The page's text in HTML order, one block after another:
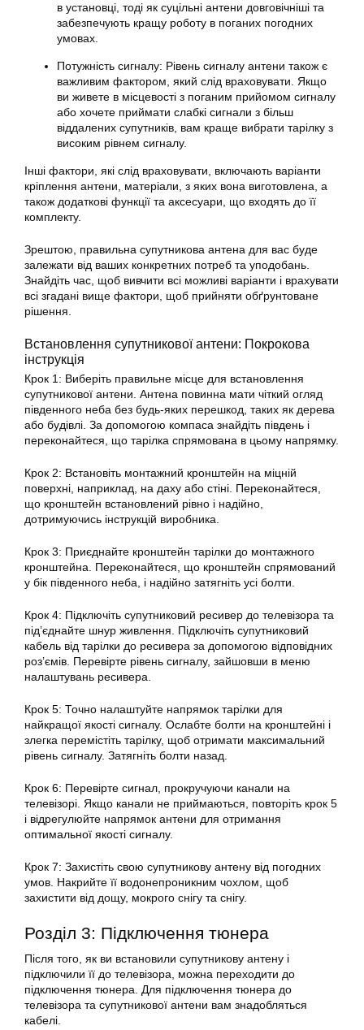
в установці, тоді як суцільні антени довговічніші та
забезпечують кращу роботу в поганих погодних
умовах.
Потужність сигналу: Рівень сигналу антени також є
важливим фактором, який слід враховувати. Якщо
ви живете в місцевості з поганим прийомом сигналу
або хочете приймати слабкі сигнали з більш
віддалених супутників, вам краще вибрати тарілку з
високим рівнем сигналу.
Інші фактори, які слід враховувати, включають варіанти
кріплення антени, матеріали, з яких вона виготовлена, а
також додаткові функції та аксесуари, що входять до її
комплекту.
Зрештою, правильна супутникова антена для вас буде
залежати від ваших конкретних потреб та уподобань.
Знайдіть час, щоб вивчити всі можливі варіанти і врахувати
всі згадані вище фактори, щоб прийняти обґрунтоване
рішення.
Встановлення супутникової антени: Покрокова
інструкція
Крок 1: Виберіть правильне місце для встановлення
супутникової антени. Антена повинна мати чіткий огляд
південного неба без будь-яких перешкод, таких як дерева
або будівлі. За допомогою компаса знайдіть південь і
переконайтеся, що тарілка спрямована в цьому напрямку.
Крок 2: Встановіть монтажний кронштейн на міцній
поверхні, наприклад, на даху або стіні. Переконайтеся,
що кронштейн встановлений рівно і надійно,
дотримуючись інструкцій виробника.
Крок 3: Приєднайте кронштейн тарілки до монтажного
кронштейна. Переконайтеся, що кронштейн спрямований
у бік південного неба, і надійно затягніть усі болти.
Крок 4: Підключіть супутниковий ресивер до телевізора та
під’єднайте шнур живлення. Підключіть супутниковий
кабель від тарілки до ресивера за допомогою відповідних
роз’ємів. Перевірте рівень сигналу, зайшовши в меню
налаштувань ресивера.
Крок 5: Точно налаштуйте напрямок тарілки для
найкращої якості сигналу. Ослабте болти на кронштейні і
злегка перемістіть тарілку, щоб отримати максимальний
рівень сигналу. Затягніть болти назад.
Крок 6: Перевірте сигнал, прокручуючи канали на
телевізорі. Якщо канали не приймаються, повторіть крок 5
і відрегулюйте напрямок антени для отримання
оптимальної якості сигналу.
Крок 7: Захистіть свою супутникову антену від погодних
умов. Накрийте її водонепроникним чохлом, щоб
захистити від дощу, мокрого снігу та снігу.
Розділ 3: Підключення тюнера
Після того, як ви встановили супутникову антену і
підключили її до телевізора, можна переходити до
підключення тюнера. Для підключення тюнера до
телевізора та супутникової антени вам знадобляться
кабелі.